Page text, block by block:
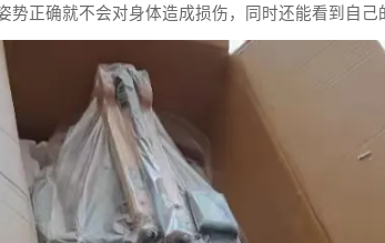
正确就不会对身体造成损伤，同时还能看到自己